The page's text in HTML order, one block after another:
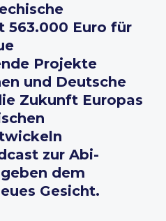
563.000 Euro für
Projekte
und Deutsche
Zukunft Europas
zur Abi-
dem
Gesicht.